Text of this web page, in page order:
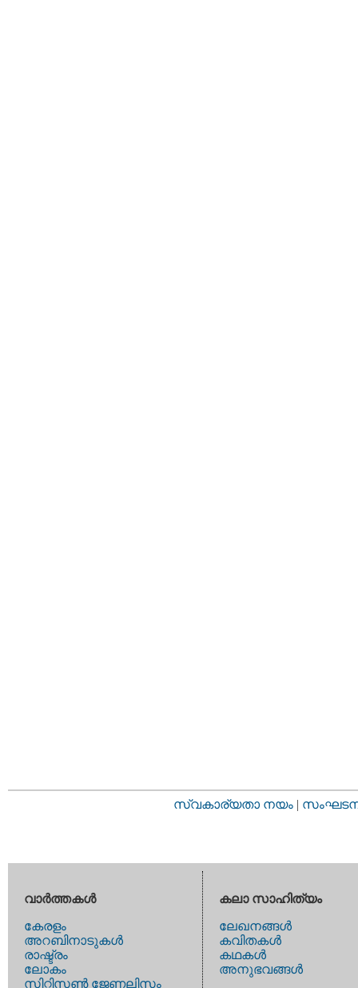
സ്വകാര്യതാ നയം |
വാര്‍ത്തകള്‍
കേരളം
അറബിനാടുകള്‍
രാഷ്ട്രം
ലോകം
സിറ്റിസണ്‍ ജേണലിസം
കലാ സാഹിത്യം
ലേഖനങ്ങള്‍
കവിതകള്‍
കഥകള്‍
അനുഭവങ്ങള്‍